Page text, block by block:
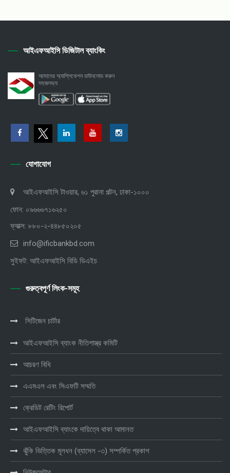
আইএফআইসি ডিজিটাল ব্যাংকিং
আমাদের অ্যাপ্লিকেশন ডাউনলোড করুন
সহজলভ্য
যোগাযোগ
আইএফআইসি টাওয়ার, ৬১ পুরানা পল্টন, ঢাকা-১০০০
ফোন: ০৯৬৬৬৭১৬২৫০
ফ্যাক্স: ৮৮০-২-৪৪৮৫০২০৫
info@ificbankbd.com
সুইফট: আইএফআইসি বিডি ডিএইচ
গুরুত্বপূর্ণ লিংক-সমূহ
সিটিজেন চার্টার
আইএফআইসি ব্যাংক নীতিশাস্ত্র কমিটি
আচরণ বিধি
এএমএল এবং সিএফটি সম্মতি
ক্রেডিট রেটিং রিপোর্ট
আইএফআইসি ব্যাংকে দায়িত্বে থাকা আমানত
ঝুঁকি ভিত্তিক মূলধন (ব্যাসেল -৩) সম্পর্কিত প্রকাশ